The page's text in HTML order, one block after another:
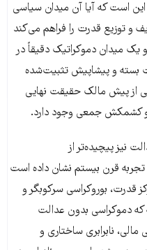
این است که آیا آن میدان سیاسی
و توزیع قدرت را فراهم می‌کند
یک میدان دموکراتیک دقیقاً در
بسته و پیشاپیش تثبیت‌شده
از پیش مالک حقیقت نهایی
و کشمکش جمعی وجود دارد.
نیز پیچیده‌تر از
قرن بیستم نشان داده است
قدرت، بوروکراسی سرکوبگر و
که دموکراسی بدون عدالت
مالی، نابرابری ساختاری و